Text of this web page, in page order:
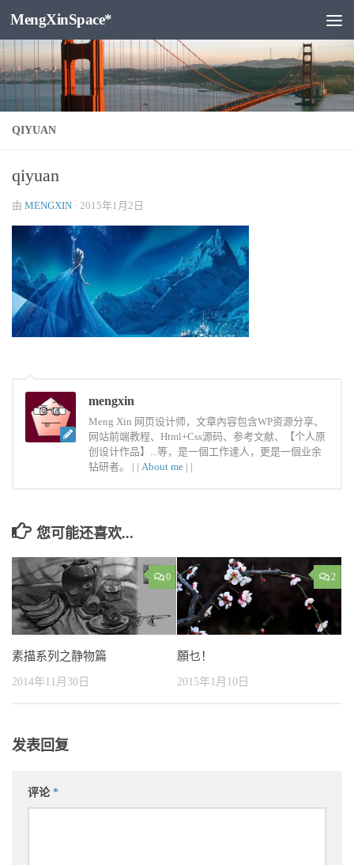
跳至内容
MengXinSpace*
QIYUAN
qiyuan
由 MENGXIN · 2015年1月2日
mengxin
Meng Xin 网页设计师，文章內容包含WP资源分享、
网站前端教程、Html+Css源码、参考文献、【个人原
创设计作品】...等，是一個工作達人，更是一個业余
钻研者。 | | About me | |
您可能还喜欢...
0
素描系列之静物篇
2014年11月30日
2
願乜！
2015年1月10日
发表回复
评论 *